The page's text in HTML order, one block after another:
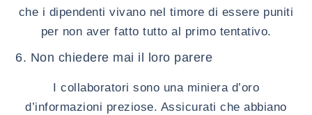
che i dipendenti vivano nel timore di essere puniti
per non aver fatto tutto al primo tentativo.
6. Non chiedere mai il loro parere
I collaboratori sono una miniera d’oro
d’informazioni preziose. Assicurati che abbiano